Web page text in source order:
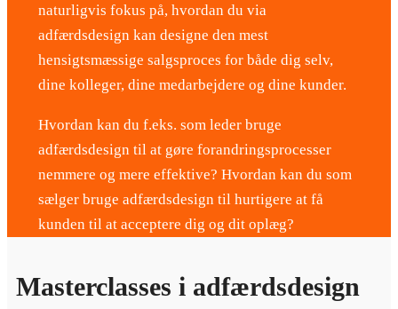
naturligvis fokus på, hvordan du via
adfærdsdesign kan designe den mest
hensigtsmæssige salgsproces for både dig selv,
dine kolleger, dine medarbejdere og dine kunder.
Hvordan kan du f.eks. som leder bruge
adfærdsdesign til at gøre forandringsprocesser
nemmere og mere effektive? Hvordan kan du som
sælger bruge adfærdsdesign til hurtigere at få
kunden til at acceptere dig og dit oplæg?
Masterclasses i adfærdsdesign